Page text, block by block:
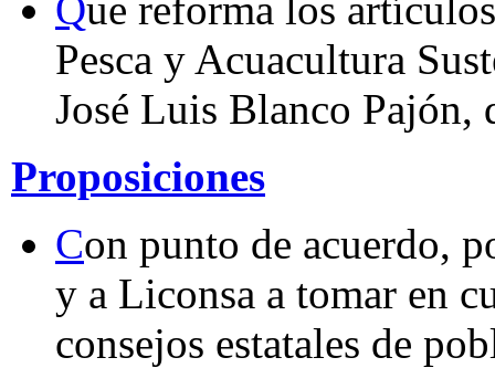
Pesca y Acuacultura
José Luis Blanco Pajón,
Proposiciones
Con punto de acuerdo,
y a Liconsa a tomar en
consejos estatales de